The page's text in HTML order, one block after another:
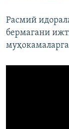
Расмий
бермагани